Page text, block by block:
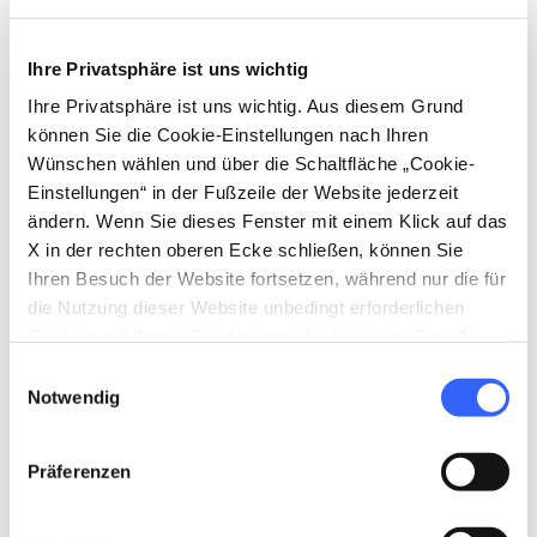
Ihre Privatsphäre ist uns wichtig
Ihre Privatsphäre ist uns wichtig. Aus diesem Grund
können Sie die Cookie-Einstellungen nach Ihren
Wünschen wählen und über die Schaltfläche „Cookie-
Einstellungen“ in der Fußzeile der Website jederzeit
ändern. Wenn Sie dieses Fenster mit einem Klick auf das
X in der rechten oberen Ecke schließen, können Sie
Ihren Besuch der Website fortsetzen, während nur die für
die Nutzung dieser Website unbedingt erforderlichen
Zustimmung.
Notwendig
Präferenzen
Maler Giovanni Mannozzi da Sangiovanni
gemalt wurden und
die Geschichte des
Heiligtums und der Wunder der Jungfrau
von Fontenuova darstellen